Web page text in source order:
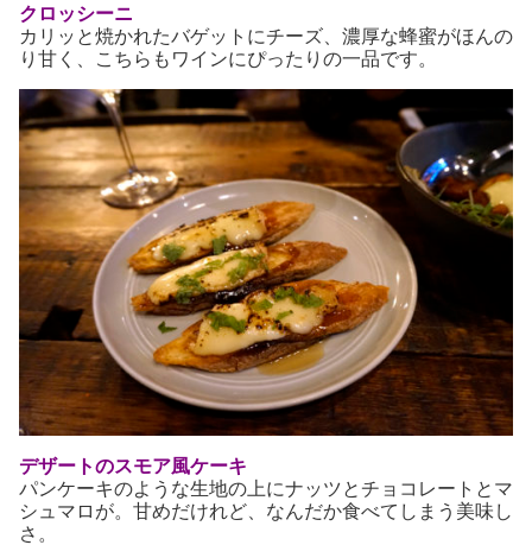
クロッシーニ
カリッと焼かれたバゲットにチーズ、濃厚な蜂蜜がほんの
り甘く、こちらもワインにぴったりの一品です。
デザートのスモア風ケーキ
パンケーキのような生地の上にナッツとチョコレートとマ
シュマロが。甘めだけれど、なんだか食べてしまう美味し
さ。